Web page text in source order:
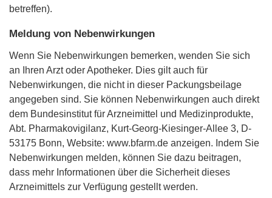
betreffen).
Meldung von Nebenwirkungen
Wenn Sie Nebenwirkungen bemerken, wenden Sie sich
an Ihren Arzt oder Apotheker. Dies gilt auch für
Nebenwirkungen, die nicht in dieser Packungsbeilage
angegeben sind. Sie können Nebenwirkungen auch direkt
dem Bundesinstitut für Arzneimittel und Medizinprodukte,
Abt. Pharmakovigilanz, Kurt-Georg-Kiesinger-Allee 3, D-
53175 Bonn, Website: www.bfarm.de anzeigen. Indem Sie
Nebenwirkungen melden, können Sie dazu beitragen,
dass mehr Informationen über die Sicherheit dieses
Arzneimittels zur Verfügung gestellt werden.